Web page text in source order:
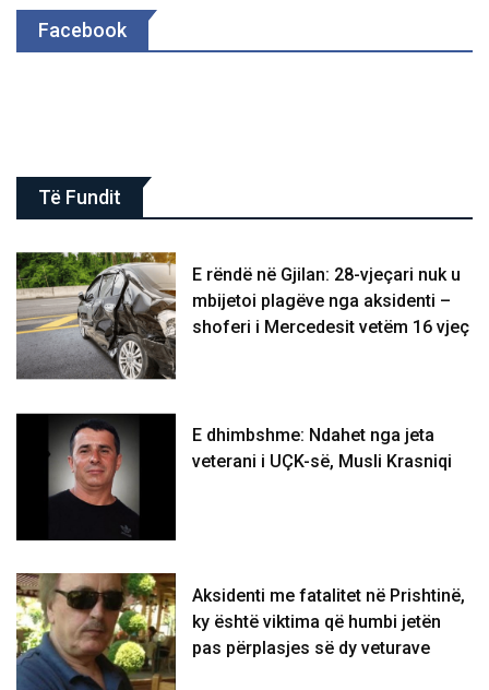
Facebook
Të Fundit
E rëndë në Gjilan: 28-vjeçari nuk u
mbijetoi plagëve nga aksidenti –
shoferi i Mercedesit vetëm 16 vjeç
E dhimbshme: Ndahet nga jeta
veterani i UÇK-së, Musli Krasniqi
Aksidenti me fatalitet në Prishtinë,
ky është viktima që humbi jetën
pas përplasjes së dy veturave